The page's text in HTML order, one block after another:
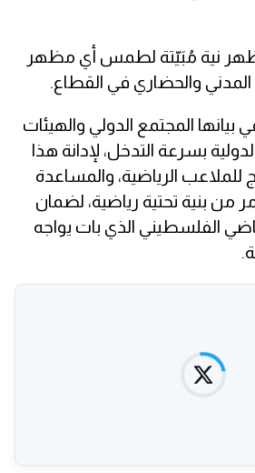
نية مُبَيّتة لطمس أي مظهر
والحضاري في القطاع.
بيانها المجتمع الدولي والهيئات
بسرعة التدخل، لإدانة هذا
الرياضية، والمساعدة
من بنية تحتية رياضية، لضمان
الفلسطيني الذي بات يواجه